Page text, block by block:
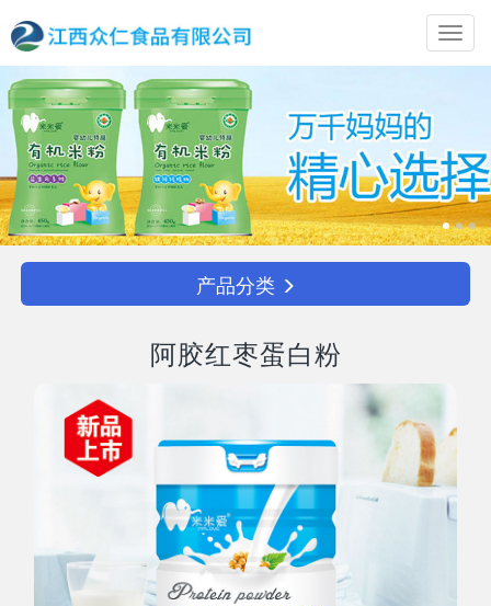
产品分类
阿胶红枣蛋白粉